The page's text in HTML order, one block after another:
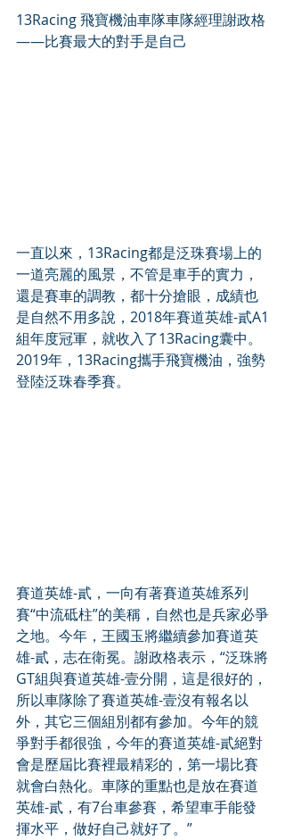
13Racing 飛寶機油車隊車隊經理謝政格
——比賽最大的對手是自己
一直以來，13Racing都是泛珠賽場上的
一道亮麗的風景，不管是車手的實力，
還是賽車的調教，都十分搶眼，成績也
是自然不用多說，2018年賽道英雄-貳A1
組年度冠軍，就收入了13Racing囊中。
2019年，13Racing攜手飛寶機油，強勢
登陸泛珠春季賽。
賽道英雄-貳，一向有著賽道英雄系列
賽“中流砥柱”的美稱，自然也是兵家必爭
之地。今年，王國玉將繼續參加賽道英
雄-貳，志在衛冕。謝政格表示，“泛珠將
GT組與賽道英雄-壹分開，這是很好的，
所以車隊除了賽道英雄-壹沒有報名以
外，其它三個組別都有參加。今年的競
爭對手都很強，今年的賽道英雄-貳絕對
會是歷屆比賽裡最精彩的，第一場比賽
就會白熱化。車隊的重點也是放在賽道
英雄-貳，有7台車參賽，希望車手能發
揮水平，做好自己就好了。”